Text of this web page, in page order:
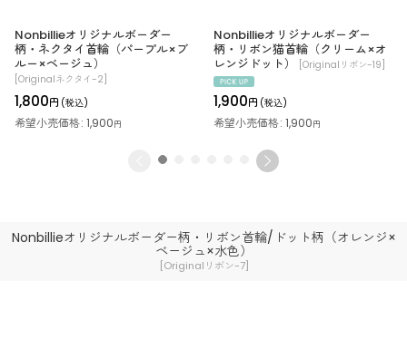
Nonbillieオリジナルボーダー柄・リボン首輪/ドット柄（オレンジ×
ベージュ×水色）
[Originalリボン-7]
Nonbillieオリジナルボーダー
柄・ネクタイ首輪（パープル×ブ
ルー×ベージュ）
[Originalネクタイ-2]
1,800円 (税込)
希望小売価格: 1,900円
Nonbillieオリジナルボーダー
柄・リボン猫首輪（クリーム×オ
レンジドット）
[Originalリボン-19]
1,900円 (税込)
希望小売価格: 1,900円